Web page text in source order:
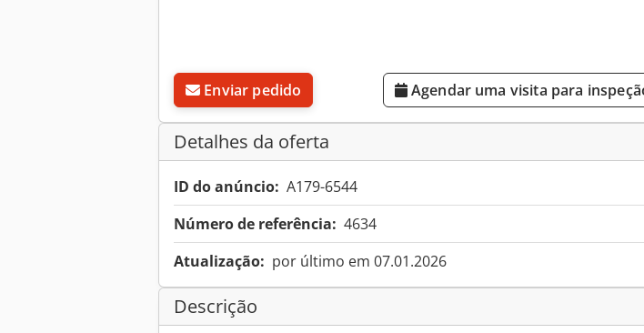
Enviar pedido Agendar uma visita para
Detalhes da oferta
ID do anúncio: A179-6544
Número de referência: 4634
Atualização: por último em 07.01.2026
Descrição